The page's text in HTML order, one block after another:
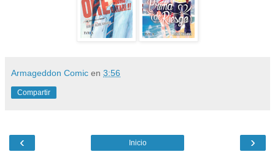
Armageddon Comic en 3:56
Compartir
‹ ›
Inicio